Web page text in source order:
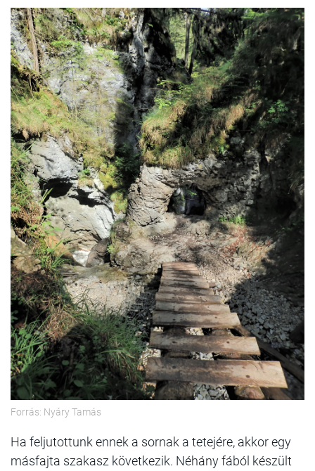
Forrás: Nyáry Tamás
Ha feljutottunk ennek a sornak a tetejére, akkor egy
másfajta szakasz következik. Néhány fából készült